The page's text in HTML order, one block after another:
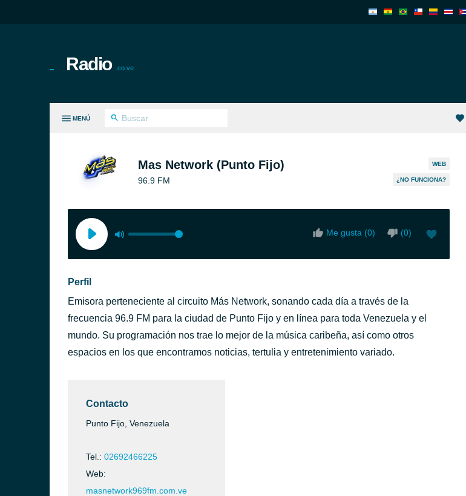
Radio .co.ve
MENÚ
Mas Network (Punto Fijo)
96.9 FM
WEB
¿NO FUNCIONA?
Me gusta (0) (0)
Perfil
Emisora perteneciente al circuito Más Network, sonando cada día a través de la
frecuencia 96.9 FM para la ciudad de Punto Fijo y en línea para toda Venezuela y el
mundo. Su programación nos trae lo mejor de la música caribeña, así como otros
espacios en los que encontramos noticias, tertulia y entretenimiento variado.
Contacto
Punto Fijo, Venezuela
Tel.: 02692466225
Web:
masnetwork969fm.com.ve